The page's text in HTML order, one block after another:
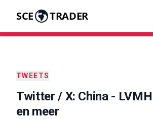
SCE TRADER
TWEETS
Twitter / X: China -
en meer